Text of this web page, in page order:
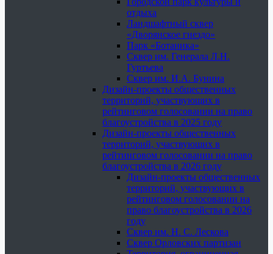
отдыха
Ландшафтный сквер
«Дворянское гнездо»
Парк «Ботаника»
Сквер им. Генерала Л.Н.
Гуртьева
Сквер им. И.А. Бунина
Дизайн-проекты общественных
территорий, участвующих в
рейтинговом голосовании на право
благоустройства в 2025 году
Дизайн-проекты общественных
территорий, участвующих в
рейтинговом голосовании на право
благоустройства в 2026 году
Дизайн-проекты общественных
территорий, участвующих в
рейтинговом голосовании на
право благоустройства в 2026
году
Сквер им. Н. С. Лескова
Сквер Орловских партизан